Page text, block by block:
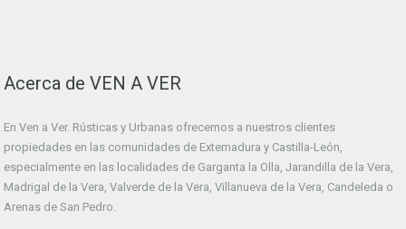
Acerca de VEN A VER
En Ven a Ver. Rústicas y Urbanas ofrecemos a nuestros clientes
propiedades en las comunidades de Extemadura y Castilla-León,
especialmente en las localidades de Garganta la Olla, Jarandilla de la Vera,
Madrigal de la Vera, Valverde de la Vera, Villanueva de la Vera, Candeleda o
Arenas de San Pedro.